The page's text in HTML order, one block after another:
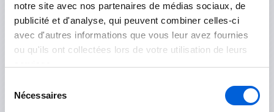
notre site avec nos partenaires de médias sociaux, de
publicité et d'analyse, qui peuvent combiner celles-ci
avec d'autres informations que vous leur avez fournies
ou qu'ils ont collectées lors de votre utilisation de leurs
Nécessaires
Roxton Falls